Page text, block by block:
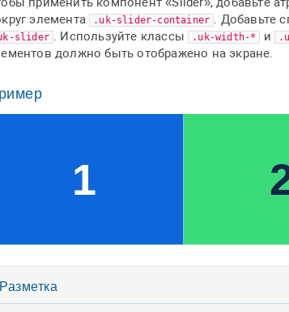
элемента
.uk-slider-container . Добавьте
slider . Используйте классы .uk-width-* и
должно быть отображено на экране.
Разметка